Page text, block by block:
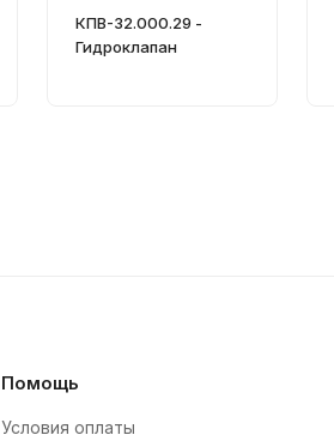
КПВ-32.000.29 -
Гидроклапан
Помощь
Условия оплаты